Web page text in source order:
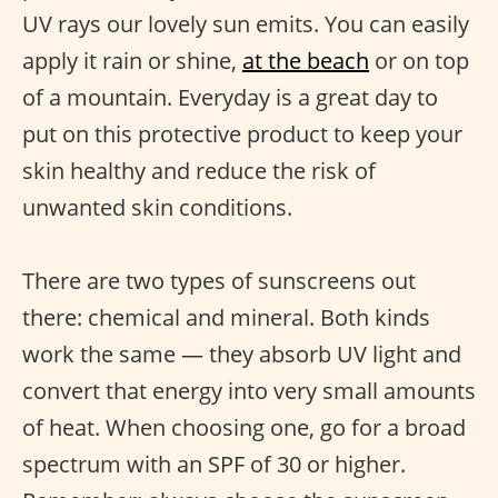
UV rays our lovely sun emits. You can easily
apply it rain or shine, at the beach or on top
of a mountain. Everyday is a great day to
put on this protective product to keep your
skin healthy and reduce the risk of
unwanted skin conditions.
There are two types of sunscreens out
there: chemical and mineral. Both kinds
work the same — they absorb UV light and
convert that energy into very small amounts
of heat. When choosing one, go for a broad
spectrum with an SPF of 30 or higher.